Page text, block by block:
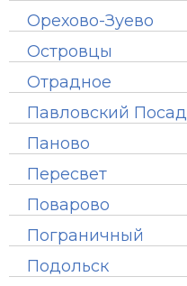
Орехово-Зуево
Островцы
Отрадное
Павловский Посад
Паново
Пересвет
Поварово
Пограничный
Подольск